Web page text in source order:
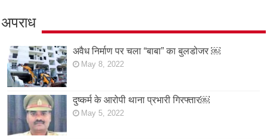
अपराध
अवैध निर्माण पर चला “बाबा” का बुलडोजर ￼
May 8, 2022
दुष्कर्म के आरोपी थाना प्रभारी गिरफ्तार￼
May 5, 2022